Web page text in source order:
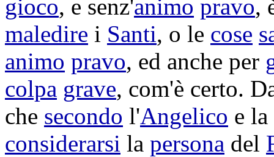
gioco, e senz'animo pravo,
maledire i Santi, o le cose
animo pravo, ed anche per
colpa grave, com'è certo.
che secondo l'Angelico e la
considerarsi la persona del